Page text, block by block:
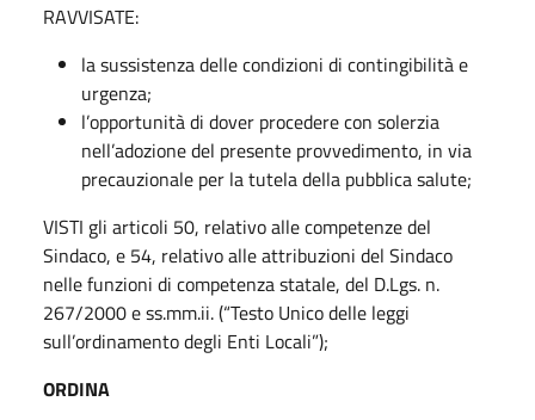
RAVVISATE:
la sussistenza delle condizioni di contingibilità e
urgenza;
l’opportunità di dover procedere con solerzia
nell’adozione del presente provvedimento, in via
precauzionale per la tutela della pubblica salute;
VISTI gli articoli 50, relativo alle competenze del
Sindaco, e 54, relativo alle attribuzioni del Sindaco
nelle funzioni di competenza statale, del D.Lgs. n.
267/2000 e ss.mm.ii. (“Testo Unico delle leggi
sull’ordinamento degli Enti Locali”);
ORDINA